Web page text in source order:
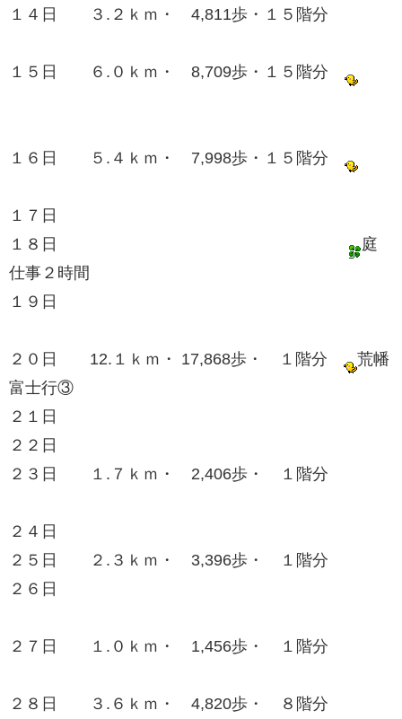
１４日 ３.２ｋｍ・ 4,811歩・１５階分
１５日 ６.０ｋｍ・ 8,709歩・１５階分
１６日 ５.４ｋｍ・ 7,998歩・１５階分
１７日
１８日
庭
仕事２時間
１９日
２０日 12.１ｋｍ・ 17,868歩・ １階分
荒幡
富士行③
２１日
２２日
２３日 １.７ｋｍ・ 2,406歩・ １階分
２４日
２５日 ２.３ｋｍ・ 3,396歩・ １階分
２６日
２７日 １.０ｋｍ・ 1,456歩・ １階分
２８日 ３.６ｋｍ・ 4,820歩・ ８階分